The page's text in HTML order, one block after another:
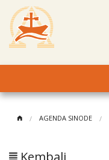
AGENDA SINODE